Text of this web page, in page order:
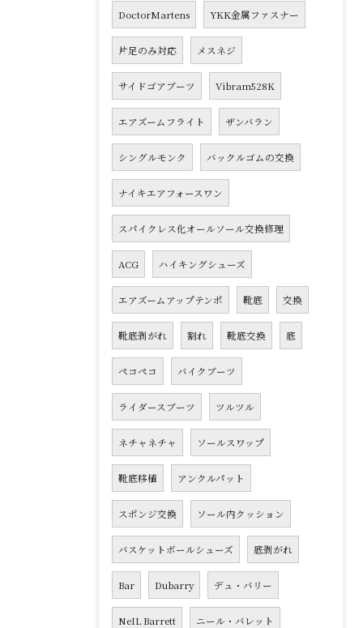
DoctorMartens YKK金属ファスナー
片足のみ対応 メスネジ
サイドゴアブーツ Vibram528K
エアズームフライト ザンバラン
シングルモンク バックルゴムの交換
ナイキエアフォースワン
スパイクレス化オールソール交換修理
ACG ハイキングシューズ
エアズームアップテンポ 靴底 交換
靴底剥がれ 割れ 靴底交換 底
ペコペコ バイクブーツ
ライダースブーツ ツルツル
ネチャネチャ ソールスワップ
靴底移植 アンクルパット
スポンジ交換 ソール内クッション
バスケットボールシューズ 底剥がれ
Bar Dubarry デュ・バリー
NeIL Barrett ニール・バレット